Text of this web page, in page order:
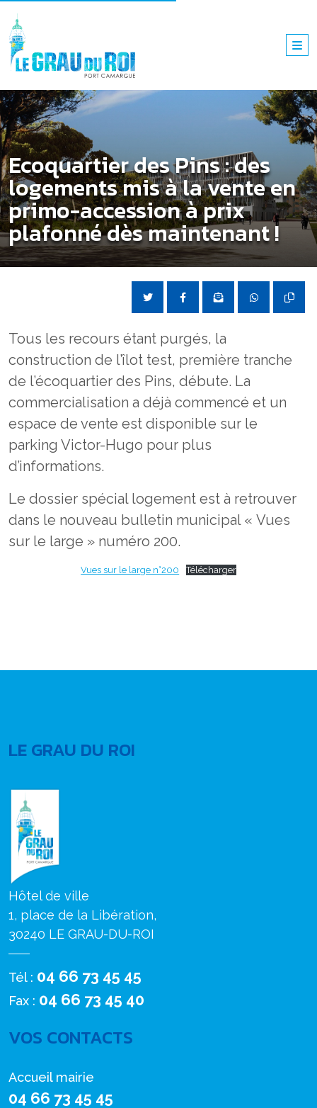
Ecoquartier des Pins : des
logements mis à la vente en
primo-accession à prix
plafonné dès maintenant !
Tous les recours étant purgés, la
construction de l’îlot test, première tranche
de l’écoquartier des Pins, débute. La
commercialisation a déjà commencé et un
espace de vente est disponible sur le
parking Victor-Hugo pour plus
d’informations.
Le dossier spécial logement est à retrouver
dans le nouveau bulletin municipal « Vues
sur le large » numéro 200.
Vues sur le large n°200 Télécharger
LE GRAU DU ROI
Hôtel de ville
1, place de la Libération,
30240 LE GRAU-DU-ROI
Tél : 04 66 73 45 45
Fax : 04 66 73 45 40
VOS CONTACTS
Accueil mairie
04 66 73 45 45